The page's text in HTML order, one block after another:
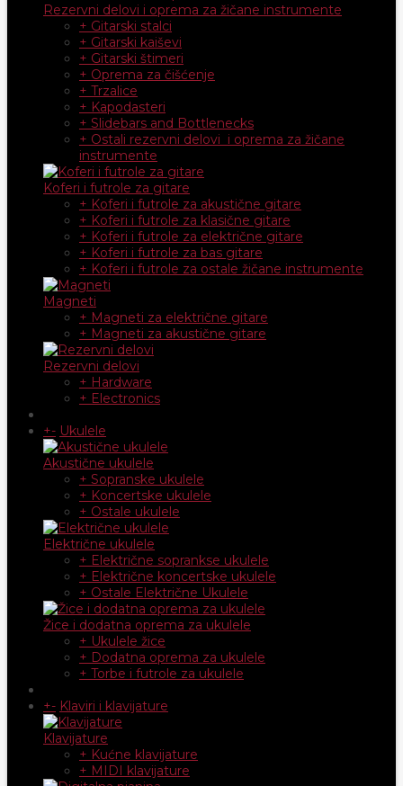
Rezervni delovi i oprema za žičane instrumente
+ Gitarski stalci
+ Gitarski kaiševi
+ Gitarski štimeri
+ Oprema za čišćenje
+ Trzalice
+ Kapodasteri
+ Slidebars and Bottlenecks
+ Ostali rezervni delovi i oprema za žičane
instrumente
Koferi i futrole za gitare
+ Koferi i futrole za akustične gitare
+ Koferi i futrole za klasične gitare
+ Koferi i futrole za električne gitare
+ Koferi i futrole za bas gitare
+ Koferi i futrole za ostale žičane instrumente
Magneti
+ Magneti za električne gitare
+ Magneti za akustične gitare
Rezervni delovi
+ Hardware
+ Electronics
+- Ukulele
Akustične ukulele
+ Sopranske ukulele
+ Koncertske ukulele
+ Ostale ukulele
Električne ukulele
+ Električne soprankse ukulele
+ Električne koncertske ukulele
+ Ostale Električne Ukulele
Žice i dodatna oprema za ukulele
+ Ukulele žice
+ Dodatna oprema za ukulele
+ Torbe i futrole za ukulele
+- Klaviri i klavijature
Klavijature
+ Kućne klavijature
+ MIDI klavijature